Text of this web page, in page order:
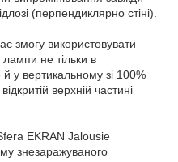
(перпендиклярно стіні).
змогу використовувати
не тільки в
у вертикальному зі 100%
верхній частині
EKRAN Jalousie
знезаражуваного